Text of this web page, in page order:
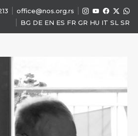
office@nos.org.rs
BG DE EN ES FR GR HU IT SL SR